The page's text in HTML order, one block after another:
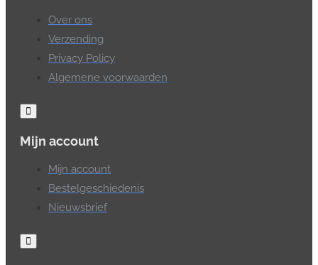
Over ons
Verzending
Privacy Policy
Algemene voorwaarden
Mijn account
Mijn account
Bestelgeschiedenis
Nieuwsbrief